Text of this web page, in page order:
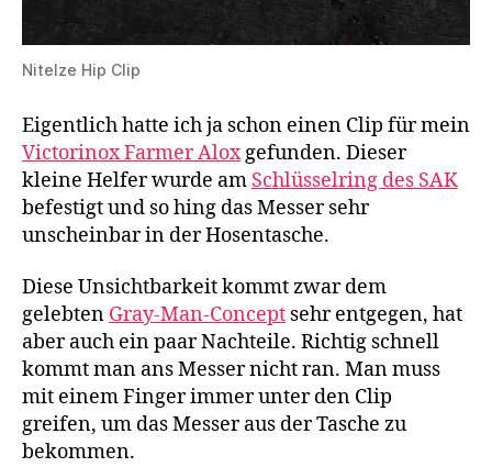
NiteIze Hip Clip
Eigentlich hatte ich ja schon einen Clip für mein
Victorinox Farmer Aloxgefunden. Dieser
kleine Helfer wurde am Schlüsselring des SAK
befestigt und so hing das Messer sehr
unscheinbar in der Hosentasche.
Diese Unsichtbarkeit kommt zwar dem
gelebten Gray-Man-Concept sehr entgegen, hat
aber auch ein paar Nachteile. Richtig schnell
kommt man ans Messer nicht ran. Man muss
mit einem Finger immer unter den Clip
greifen, um das Messer aus der Tasche zu
bekommen.